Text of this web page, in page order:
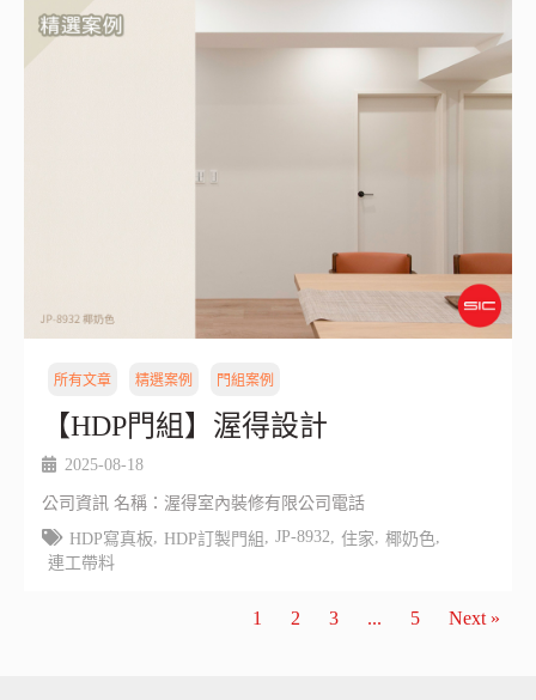
所有文章 精選案例 門組案例
【HDP門組】渥得設計
2025-08-18
公司資訊 名稱：渥得室內裝修有限公司電話
HDP寫真板, HDP訂製門組 , JP-8932, 住家, 椰奶色,
連工帶料
1 2 3 ... 5 Next »